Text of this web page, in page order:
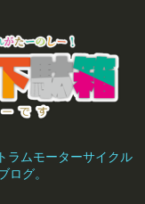
ラムモーターサイクル
ログ。